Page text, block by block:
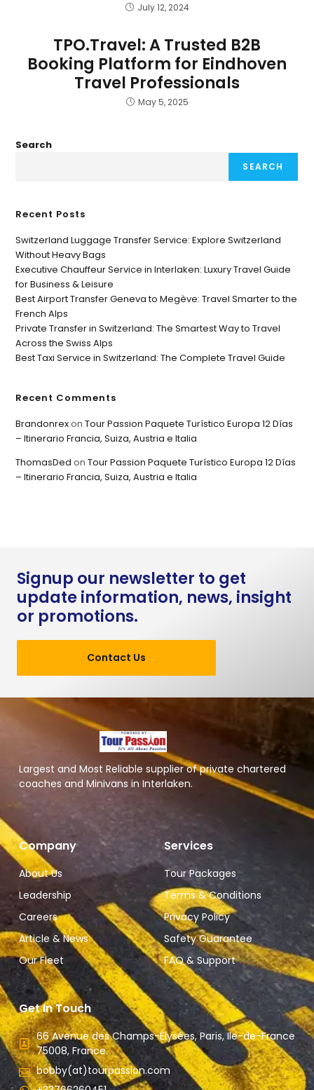
July 12, 2024
TPO.Travel: A Trusted B2B
Booking Platform for Eindhoven
Travel Professionals
May 5, 2025
Search
SEARCH
Recent Posts
Switzerland Luggage Transfer Service: Explore Switzerland
Without Heavy Bags
Executive Chauffeur Service in Interlaken: Luxury Travel Guide
for Business & Leisure
Best Airport Transfer Geneva to Megève: Travel Smarter to the
French Alps
Private Transfer in Switzerland: The Smartest Way to Travel
Across the Swiss Alps
Best Taxi Service in Switzerland: The Complete Travel Guide
Recent Comments
BrandonrexonTour Passion Paquete Turístico Europa 12 Días
– Itinerario Francia, Suiza, Austria e Italia
ThomasDed onTour Passion Paquete Turístico Europa 12 Días
– Itinerario Francia, Suiza, Austria e Italia
Signup our newsletter to get
update information, news, insight
or promotions.
Contact Us
Largest and Most Reliable supplier of private chartered
coaches and Minivans in Interlaken.
Company
About Us
Leadership
Careers
Article & News
Our Fleet
Services
Tour Packages
Terms & Conditions
Privacy Policy
Safety Guarantee
FAQ & Support
Get In Touch
66 Avenue des Champs-Élysées, Paris, Ile-de-France
75008, France.
bobby(at)tourpassion.com